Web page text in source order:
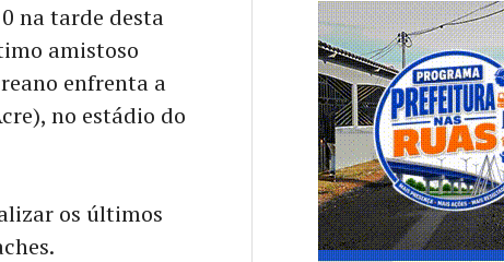
na tarde desta
amistoso
enfrenta a
no estádio do
os últimos